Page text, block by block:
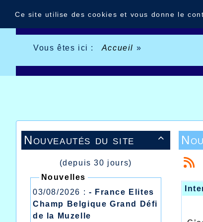
Vous êtes ici : Accueil »

Nouveautés du site
(depuis 30 jours)
Nouvelles
03/08/2026 : - France Elites
Champ Belgique Grand Défi
de la Muzelle
Ce site utilise des cookies et vous donne le